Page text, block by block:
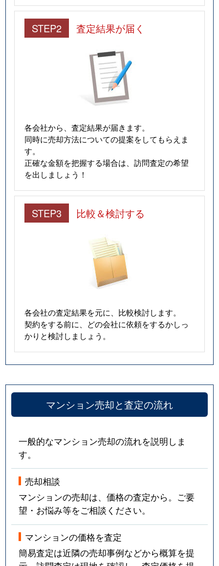
STEP2 査定結果が届く
各会社から、査定結果が届きます。
同時に売却方法についての提案をしてもらえま
す。
正確な金額を把握する場合は、訪問査定の希望
を出しましょう！
STEP3 比較＆検討する
各会社の査定結果を元に、比較検討します。
契約をする前に、どの会社に依頼をするかしっ
かりと検討しましょう。
マンション売却と査定の流れ
一般的なマンション売却の流れを説明しま
す。
売却相談
マンションの売却は、価格の査定から。ご要
望・お悩み等をご相談ください。
マンションの価格を査定
簡易査定は近隣の売却事例などから概算を提